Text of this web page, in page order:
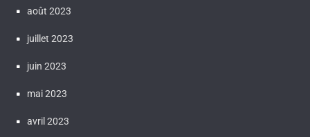
août 2023
juillet 2023
juin 2023
mai 2023
avril 2023